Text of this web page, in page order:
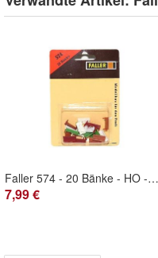
Faller 574 - 20 Bänke - HO - 1:87 - Originalverpackung
7,99 €